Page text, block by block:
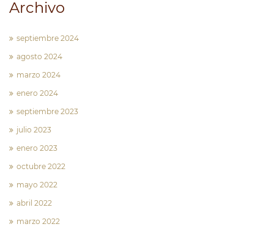
Archivo
septiembre 2024
agosto 2024
marzo 2024
enero 2024
septiembre 2023
julio 2023
enero 2023
octubre 2022
mayo 2022
abril 2022
marzo 2022